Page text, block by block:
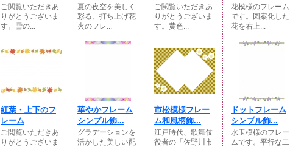
ご閲覧いただきあ
りがとうございま
す。雪の...
夏の夜空を美しく
彩る、打ち上げ花
火のフレ...
ご閲覧いただきあ
りがとうございま
す。黄色...
花模様のフレーム
です。図案化した
花を右上...
紅葉・上下のフ
レーム
ご閲覧いただきあ
りがとうございま
華やかフレーム
シンプル飾...
グラデーションを
活かした美しい配
市松模様フレー
ム和風柄飾...
江戸時代、歌舞伎
役者の「佐野川市
ドットフレーム
シンプル飾...
水玉模様のフレー
ムです。平行な二